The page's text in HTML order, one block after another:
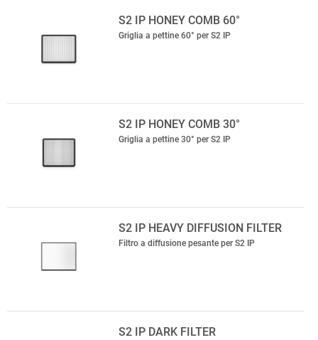
S2 IP HONEY COMB 60°
Griglia a pettine 60° per S2 IP
S2 IP HONEY COMB 30°
Griglia a pettine 30° per S2 IP
S2 IP HEAVY DIFFUSION FILTER
Filtro a diffusione pesante per S2 IP
S2 IP DARK FILTER